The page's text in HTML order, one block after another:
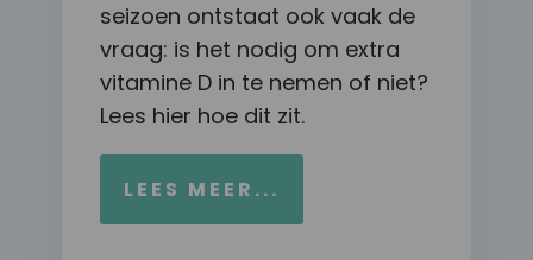
seizoen ontstaat ook vaak de
vraag: is het nodig om extra
vitamine D in te nemen of niet?
Lees hier hoe dit zit.
LEES MEER...